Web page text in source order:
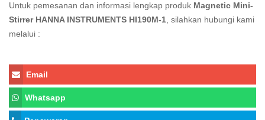
Untuk pemesanan dan informasi lengkap produk Magnetic Mini-
Stirrer HANNA INSTRUMENTS HI190M-1 , silahkan hubungi kami
melalui :
Email
Whatsapp